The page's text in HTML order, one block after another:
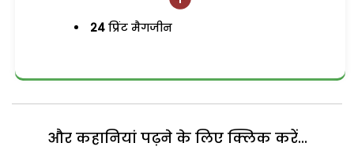
24 प्रिंट मैगजीन
और कहानियां पढ़ने के लिए क्लिक करें...